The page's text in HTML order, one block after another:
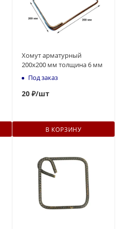
Хомут арматурный
200х200 мм толщина 6 мм
Под заказ
20 ₽/шт
В КОРЗИНУ